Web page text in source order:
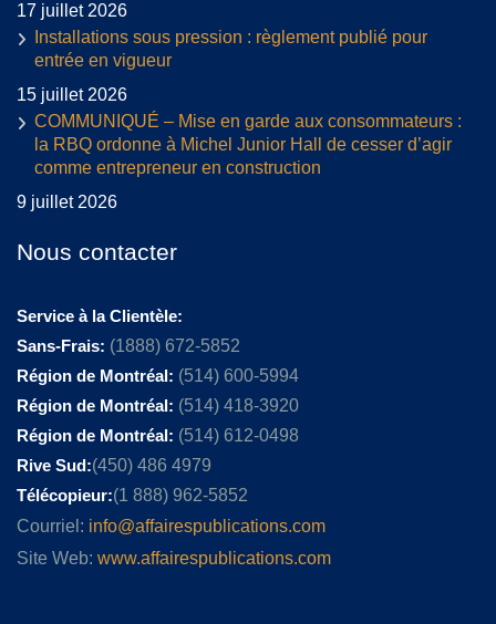
17 juillet 2026
Installations sous pression : règlement publié pour
entrée en vigueur
15 juillet 2026
COMMUNIQUÉ – Mise en garde aux consommateurs :
la RBQ ordonne à Michel Junior Hall de cesser d’agir
comme entrepreneur en construction
9 juillet 2026
Nous contacter
Service à la Clientèle:
Sans-Frais: (1888) 672-5852
Région de Montréal: (514) 600-5994
Région de Montréal: (514) 418-3920
Région de Montréal: (514) 612-0498
Rive Sud:(450) 486 4979
Télécopieur:(1 888) 962-5852
Courriel: info@affairespublications.com
Site Web: www.affairespublications.com